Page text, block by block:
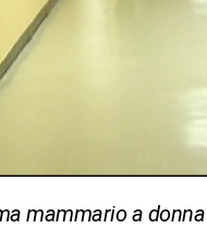
mammario a